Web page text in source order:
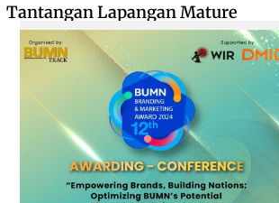
Tantangan Lapangan Mature